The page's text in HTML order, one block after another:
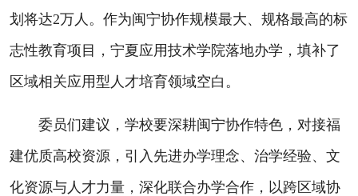
划将达2万人。作为闽宁协作规模最大、规格最高的标
志性教育项目，宁夏应用技术学院落地办学，填补了
区域相关应用型人才培育领域空白。
委员们建议，学校要深耕闽宁协作特色，对接福
建优质高校资源，引入先进办学理念、治学经验、文
化资源与人才力量，深化联合办学合作，以跨区域协